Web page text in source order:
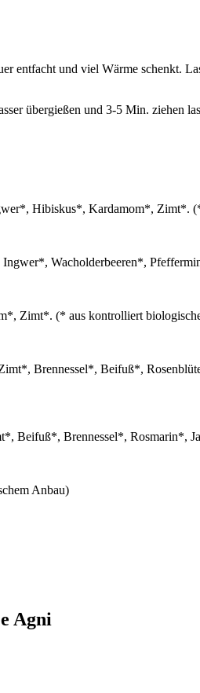
entfacht und viel Wärme schenkt.
übergießen und 3-5 Min. ziehen
Hibiskus*, Kardamom*, Zimt*.
Wacholderbeeren*,
Zimt*. (* aus kontrolliert
Brennessel*, Beifuß*,
Brennessel*, Rosmarin*,
Anbau)
Agni